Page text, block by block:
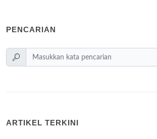
PENCARIAN
ARTIKEL TERKINI